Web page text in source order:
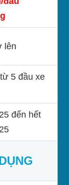
lên
5 đầu xe
đến hết